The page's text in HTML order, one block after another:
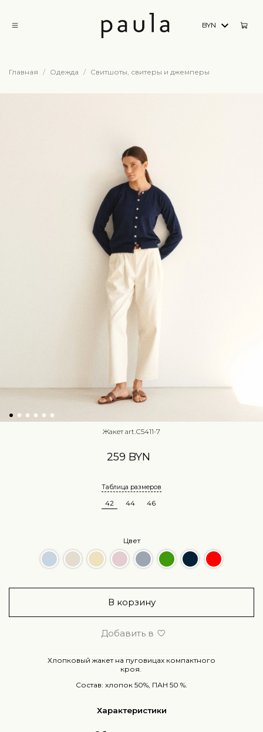
BYN
Главная Одежда Свитшоты, свитеры и джемперы
Жакет art.С5411-7
259 BYN
Таблица размеров
42 44 46
Цвет
В корзину
Добавить в
Хлопковый жакет на пуговицах компактного
кроя.
Состав: хлопок 50%, ПАН 50 %.
Характеристики